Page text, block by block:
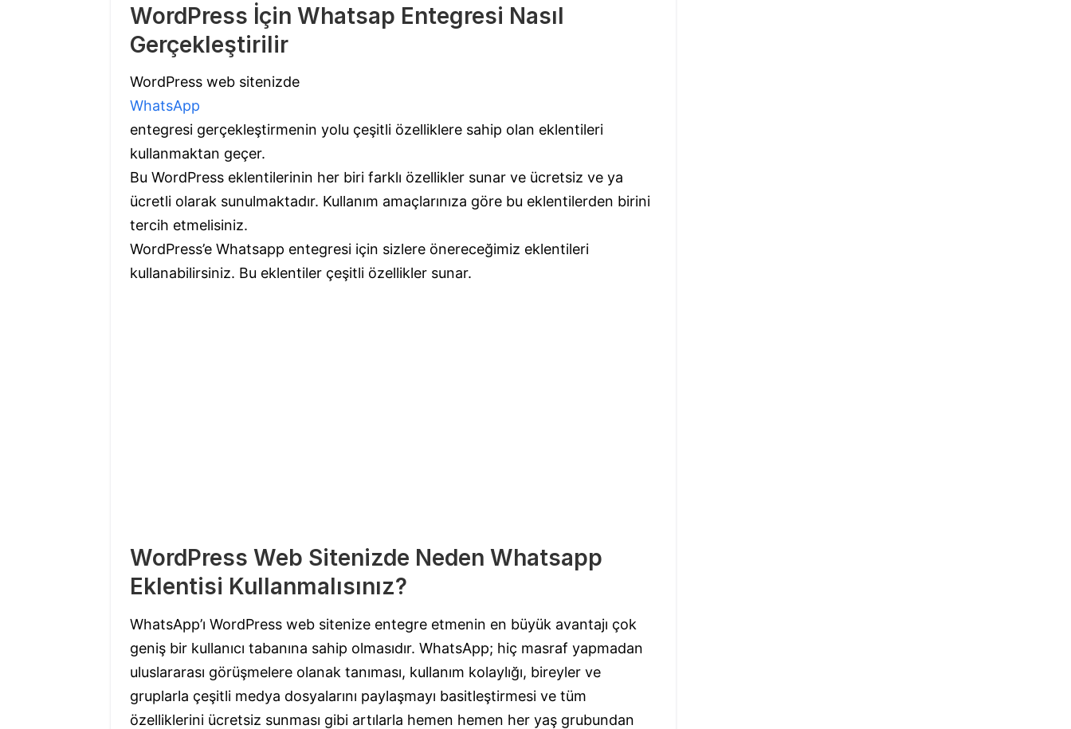
WordPress İçin Whatsap Entegresi Nasıl
Gerçekleştirilir
WordPress web sitenizde
WhatsApp
entegresi gerçekleştirmenin yolu çeşitli özelliklere sahip olan eklentileri
kullanmaktan geçer.
Bu WordPress eklentilerinin her biri farklı özellikler sunar ve ücretsiz ve ya
ücretli olarak sunulmaktadır. Kullanım amaçlarınıza göre bu eklentilerden birini
tercih etmelisiniz.
WordPress’e Whatsapp entegresi için sizlere önereceğimiz eklentileri
kullanabilirsiniz. Bu eklentiler çeşitli özellikler sunar.
WordPress Web Sitenizde Neden Whatsapp
Eklentisi Kullanmalısınız?
WhatsApp’ı WordPress web sitenize entegre etmenin en büyük avantajı çok
geniş bir kullanıcı tabanına sahip olmasıdır. WhatsApp; hiç masraf yapmadan
uluslararası görüşmelere olanak tanıması, kullanım kolaylığı, bireyler ve
gruplarla çeşitli medya dosyalarını paylaşmayı basitleştirmesi ve tüm
özelliklerini ücretsiz sunması gibi artılarla hemen hemen her yaş grubundan